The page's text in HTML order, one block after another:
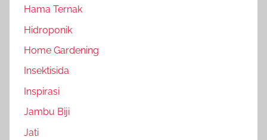
Hama Ternak
Hidroponik
Home Gardening
Insektisida
Inspirasi
Jambu Biji
Jati